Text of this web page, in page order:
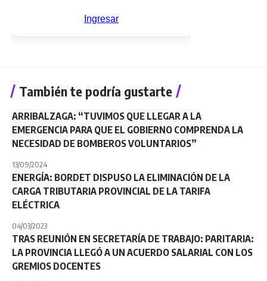
También te podría gustarte
ARRIBALZAGA: “TUVIMOS QUE LLEGAR A LA
EMERGENCIA PARA QUE EL GOBIERNO COMPRENDA LA
NECESIDAD DE BOMBEROS VOLUNTARIOS”
13/09/2024
ENERGÍA: BORDET DISPUSO LA ELIMINACIÓN DE LA
CARGA TRIBUTARIA PROVINCIAL DE LA TARIFA
ELÉCTRICA
04/03/2023
TRAS REUNIÓN EN SECRETARÍA DE TRABAJO: PARITARIA:
LA PROVINCIA LLEGÓ A UN ACUERDO SALARIAL CON LOS
GREMIOS DOCENTES